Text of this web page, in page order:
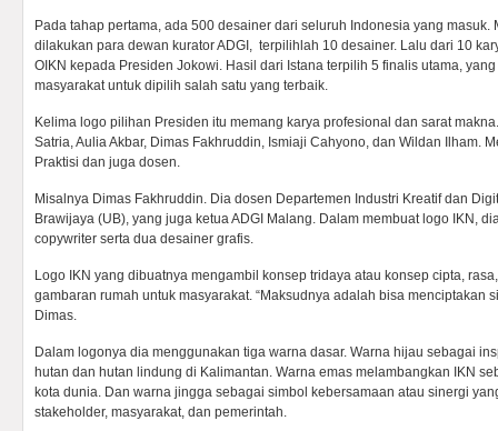
Pada tahap pertama, ada 500 desainer dari seluruh Indonesia yang
dilakukan para dewan kurator ADGI, terpilihlah 10 desainer. Lalu dari 10
OIKN kepada Presiden Jokowi. Hasil dari Istana terpilih 5 finalis utama,
masyarakat untuk dipilih salah satu yang terbaik.
Kelima logo pilihan Presiden itu memang karya profesional dan sarat
Satria, Aulia Akbar, Dimas Fakhruddin, Ismiaji Cahyono, dan Wildan Ilham.
Praktisi dan juga dosen.
Misalnya Dimas Fakhruddin. Dia dosen Departemen Industri Kreatif dan
Brawijaya (UB), yang juga ketua ADGI Malang. Dalam membuat logo IKN,
copywriter serta dua desainer grafis.
Logo IKN yang dibuatnya mengambil konsep tridaya atau konsep cipta,
gambaran rumah untuk masyarakat. “Maksudnya adalah bisa menciptakan
Dimas.
Dalam logonya dia menggunakan tiga warna dasar. Warna hijau sebagai
hutan dan hutan lindung di Kalimantan. Warna emas melambangkan IKN
kota dunia. Dan warna jingga sebagai simbol kebersamaan atau sinergi
stakeholder, masyarakat, dan pemerintah.